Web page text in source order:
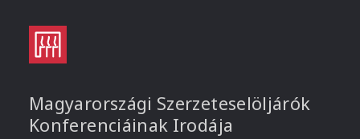
Magyarországi Szerzeteselöljárók
Konferenciáinak Irodája